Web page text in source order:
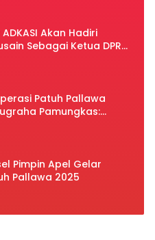
Akan Hadiri
Sebagai Ketua DPRD
Patuh Pallawa
Pamungkas:
Keselamatan Jadi
Pimpin Apel Gelar
Pallawa 2025